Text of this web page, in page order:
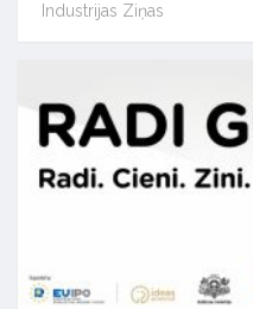
Industrijas Ziņas